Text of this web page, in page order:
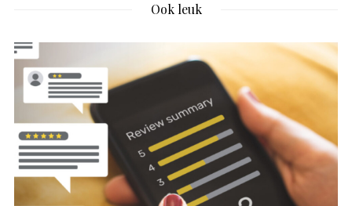
Ook leuk